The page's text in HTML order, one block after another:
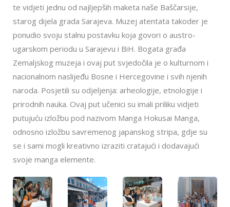
te vidjeti jednu od najljepših maketa naše Baščarsije,
starog dijela grada Sarajeva. Muzej atentata takoder je
ponudio svoju stalnu postavku koja govori o austro-
ugarskom periodu u Sarajevu i BiH. Bogata građa
Zemaljskog muzeja i ovaj put svjedočila je o kulturnom i
nacionalnom naslijeđu Bosne i Hercegovine i svih njenih
naroda. Posjetili su odjeljenja: arheologije, etnologije i
prirodnih nauka. Ovaj put učenici su imali priliku vidjeti
putujuću izložbu pod nazivom Manga Hokusai Manga,
odnosno izložbu savremenog japanskog stripa, gdje su
se i sami mogli kreativno izraziti cratajući i dodavajući
svoje manga elemente.